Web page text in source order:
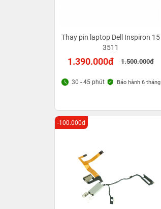
Thay pin laptop Dell Inspiron 15
3511
1.390.000đ 1.500.000đ
30 - 45 phút Bảo hành 6 tháng
-100.000đ